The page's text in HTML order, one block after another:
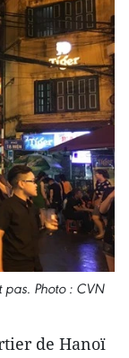
pas. Photo : CVN
de Hanoï